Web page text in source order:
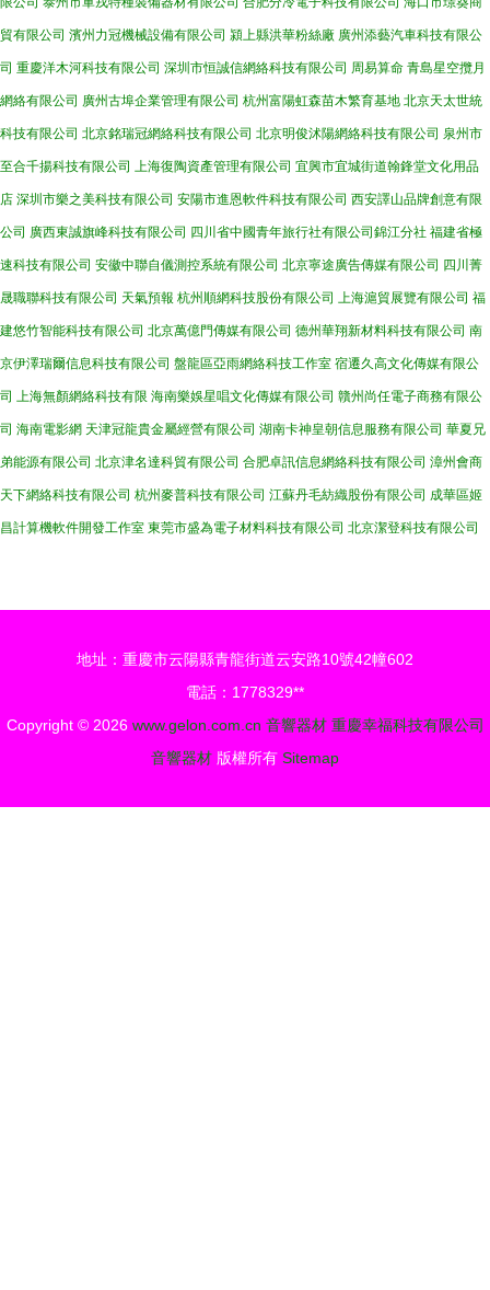
貿有限公司 濱州力冠機械設備有限公司 潁上縣洪華粉絲廠 廣州添藝汽車科技有限公
司 重慶洋木河科技有限公司 深圳市恒誠信網絡科技有限公司 周易算命 青島星空攬月
網絡有限公司 廣州古埠企業管理有限公司 杭州富陽虹森苗木繁育基地 北京天太世統
科技有限公司 北京銘瑞冠網絡科技有限公司 北京明俊沭陽網絡科技有限公司 泉州市
至合千揚科技有限公司 上海復陶資產管理有限公司 宜興市宜城街道翰鋒堂文化用品
店 深圳市樂之美科技有限公司 安陽市進恩軟件科技有限公司 西安譯山品牌創意有限
公司 廣西東誠旗峰科技有限公司 四川省中國青年旅行社有限公司錦江分社 福建省極
速科技有限公司 安徽中聯自儀測控系統有限公司 北京寧途廣告傳媒有限公司 四川菁
晟職聯科技有限公司 天氣預報 杭州順網科技股份有限公司 上海滬貿展覽有限公司 福
建悠竹智能科技有限公司 北京萬億門傳媒有限公司 德州華翔新材料科技有限公司 南
京伊澤瑞爾信息科技有限公司 盤龍區亞雨網絡科技工作室 宿遷久高文化傳媒有限公
司 上海無顏網絡科技有限 海南樂娛星唱文化傳媒有限公司 贛州尚任電子商務有限公
司 海南電影網 天津冠龍貴金屬經營有限公司 湖南卡神皇朝信息服務有限公司 華夏兄
弟能源有限公司 北京津名達科貿有限公司 合肥卓訊信息網絡科技有限公司 漳州會商
天下網絡科技有限公司 杭州麥普科技有限公司 江蘇丹毛紡織股份有限公司 成華區姬
昌計算機軟件開發工作室 東莞市盛為電子材料科技有限公司 北京潔登科技有限公司
地址：重慶市云陽縣青龍街道云安路10號42幢602
電話：1778329**
Copyright © 2026 www.gelon.com.cn 音響器材 重慶幸福科技有限公司
音響器材 版權所有 Sitemap